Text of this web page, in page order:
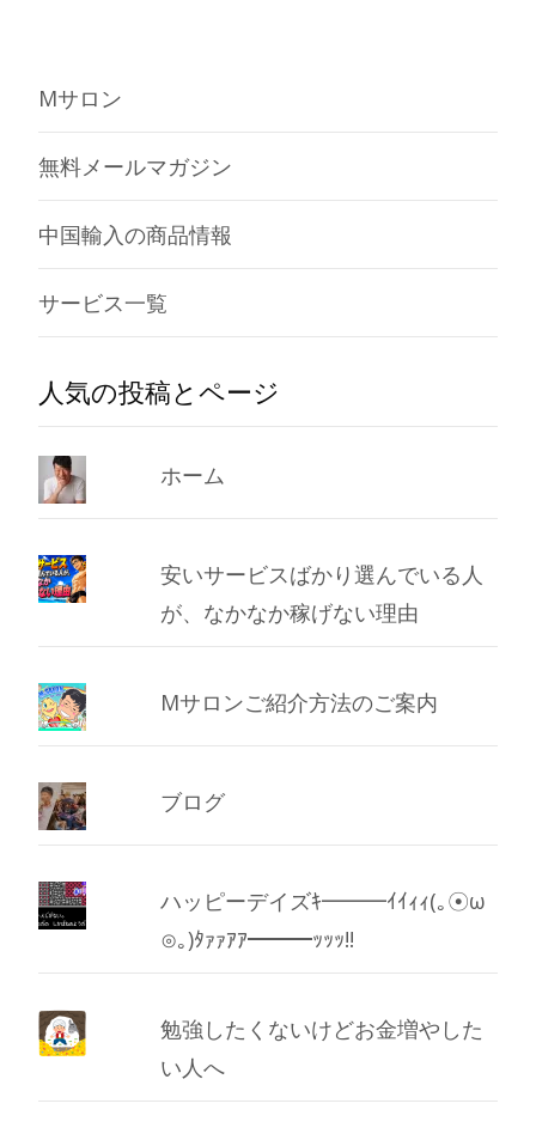
Mサロン
無料メールマガジン
中国輸入の商品情報
サービス一覧
人気の投稿とページ
ホーム
安いサービスばかり選んでいる人
が、なかなか稼げない理由
Mサロンご紹介方法のご案内
ブログ
ハッピーデイズｷ━━━ｲｲｨｨ(｡☉ω
⊙｡)ﾀｧｧｱｱ━━━ｯｯｯ!!
勉強したくないけどお金増やした
い人へ